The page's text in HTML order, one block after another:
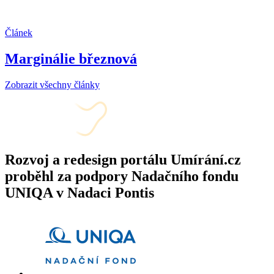
Článek
Marginálie březnová
Zobrazit všechny články
Rozvoj a redesign portálu Umírání.cz
proběhl za podpory Nadačního fondu
UNIQA v Nadaci Pontis